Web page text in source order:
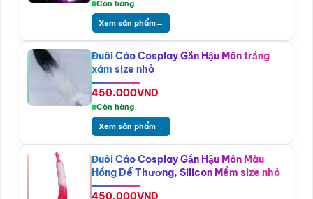
Còn hàng
Xem sản phẩm→
Đuôi Cáo Cosplay Gắn Hậu Môn trắng
xám size nhỏ
450.000VND
Còn hàng
Xem sản phẩm→
Đuôi Cáo Cosplay Gắn Hậu Môn Màu
Hồng Dễ Thương, Silicon Mềm size nhỏ
450.000VND